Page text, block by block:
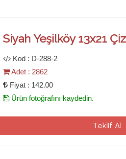
Siyah Yeşilköy 13x21
Kod : D-288-2
Adet : 2862
Fiyat : 142.00
Ürün fotoğrafını kaydedin.
Teklif Al